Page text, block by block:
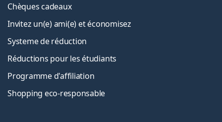
Chèques cadeaux
Invitez un(e) ami(e) et économisez
Systeme de réduction
Réductions pour les étudiants
Programme d'affiliation
Shopping eco-responsable